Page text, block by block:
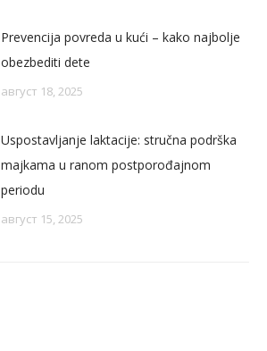
Prevencija povreda u kući – kako najbolje
obezbediti dete
август 18, 2025
Uspostavljanje laktacije: stručna podrška
majkama u ranom postporođajnom
periodu
август 15, 2025